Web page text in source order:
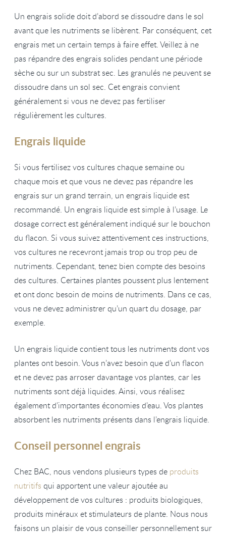
Un engrais solide doit d’abord se dissoudre dans le sol
avant que les nutriments se libèrent. Par conséquent, cet
engrais met un certain temps à faire effet. Veillez à ne
pas répandre des engrais solides pendant une période
sèche ou sur un substrat sec. Les granulés ne peuvent se
dissoudre dans un sol sec. Cet engrais convient
généralement si vous ne devez pas fertiliser
régulièrement les cultures.
Engrais liquide
Si vous fertilisez vos cultures chaque semaine ou
chaque mois et que vous ne devez pas répandre les
engrais sur un grand terrain, un engrais liquide est
recommandé. Un engrais liquide est simple à l’usage. Le
dosage correct est généralement indiqué sur le bouchon
du flacon. Si vous suivez attentivement ces instructions,
vos cultures ne recevront jamais trop ou trop peu de
nutriments. Cependant, tenez bien compte des besoins
des cultures. Certaines plantes poussent plus lentement
et ont donc besoin de moins de nutriments. Dans ce cas,
vous ne devez administrer qu’un quart du dosage, par
exemple.
Un engrais liquide contient tous les nutriments dont vos
plantes ont besoin. Vous n’avez besoin que d’un flacon
et ne devez pas arroser davantage vos plantes, car les
nutriments sont déjà liquides. Ainsi, vous réalisez
également d’importantes économies d’eau. Vos plantes
absorbent les nutriments présents dans l’engrais liquide.
Conseil personnel engrais
Chez BAC, nous vendons plusieurs types de produits
nutritifs qui apportent une valeur ajoutée au
développement de vos cultures : produits biologiques,
produits minéraux et stimulateurs de plante. Nous nous
faisons un plaisir de vous conseiller personnellement sur